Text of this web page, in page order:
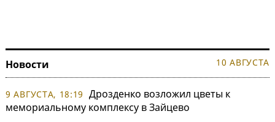
Новости 10 АВГУСТА
9 АВГУСТА, 18:19 Дрозденко возложил цветы к
мемориальному комплексу в Зайцево